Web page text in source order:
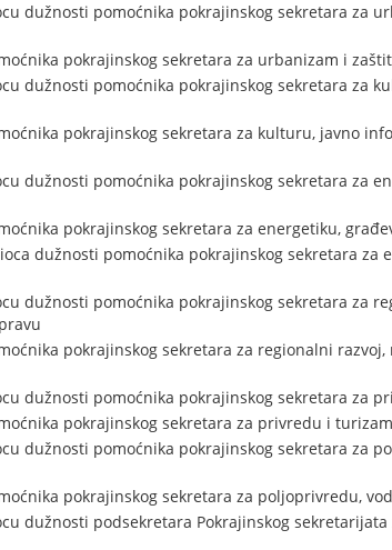
dužnosti pomoćnika pokrajinskog sekretara za
pokrajinskog sekretara za urbanizam i
dužnosti pomoćnika pokrajinskog sekretara za
pokrajinskog sekretara za kulturu, javno
dužnosti pomoćnika pokrajinskog sekretara za
pokrajinskog sekretara za energetiku,
dužnosti pomoćnika pokrajinskog sekretara za
dužnosti pomoćnika pokrajinskog sekretara za
pokrajinskog sekretara za regionalni
dužnosti pomoćnika pokrajinskog sekretara za
pokrajinskog sekretara za privredu i turizam
dužnosti pomoćnika pokrajinskog sekretara za
pokrajinskog sekretara za poljoprivredu,
dužnosti podsekretara Pokrajinskog